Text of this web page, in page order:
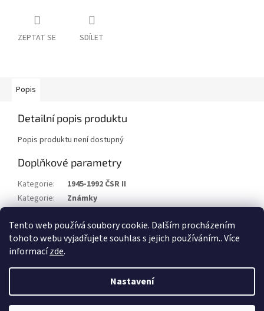
Tento web používá soubory cookie. Dalším procházením
tohoto webu vyjadřujete souhlas s jejich používáním.. Více
informacízde.
Nastavení
ZEPTAT SE SDÍLET
Popis
Detailní popis produktu
Popis produktu není dostupný
Doplňkové parametry
Kategorie:
1945-1992 ČSR II
Kategorie:
Známky
Rok: 1961
Vytvořil Shoptet